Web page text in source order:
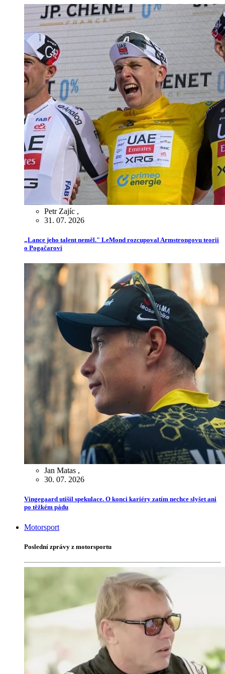
Petr Zajíc ,
31. 07. 2026
„Lance jeho talent neměl." LeMond rozcupoval Armstrongovu teorii
o Pogačarovi
Jan Matas ,
30. 07. 2026
Vingegaard utišil spekulace. O konci kariéry zatím nechce slyšet ani
po těžkém pádu
Motorsport
Poslední zprávy z motorsportu